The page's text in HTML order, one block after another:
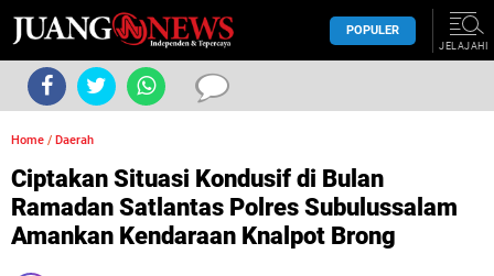
POPULER
JELAJAHI
Home / Daerah
Ciptakan Situasi Kondusif di Bulan
Ramadan Satlantas Polres Subulussalam
Amankan Kendaraan Knalpot Brong